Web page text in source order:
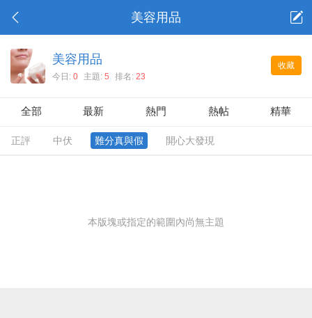
美容用品
收藏
美容用品
今日: 0 主題: 5 排名: 23
全部 最新 熱門 熱帖 精華
正評 中伏 難分真與假 開心大發現
本版塊或指定的範圍內尚無主題